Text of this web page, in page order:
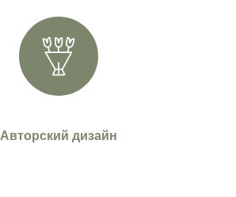
Авторский дизайн